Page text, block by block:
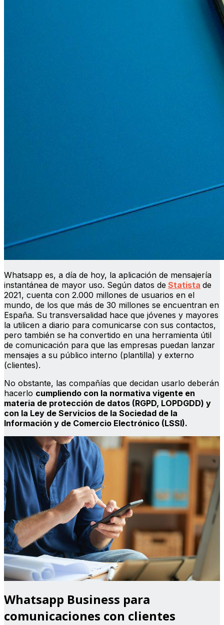
Whatsapp es, a día de hoy, la aplicación de mensajería
instantánea de mayor uso. Según datos de Statista de
2021, cuenta con 2.000 millones de usuarios en el
mundo, de los que más de 30 millones se encuentran en
España. Su transversalidad hace que jóvenes y mayores
la utilicen a diario para comunicarse con sus contactos,
pero también se ha convertido en una herramienta útil
de comunicación para que las empresas puedan lanzar
mensajes a su público interno (plantilla) y externo
(clientes).
No obstante, las compañías que decidan usarlo deberán
hacerlo cumpliendo con la normativa vigente en
materia de protección de datos (RGPD, LOPDGDD) y
con la Ley de Servicios de la Sociedad de la
Información y de Comercio Electrónico (LSSI).
Whatsapp Business para
comunicaciones con clientes